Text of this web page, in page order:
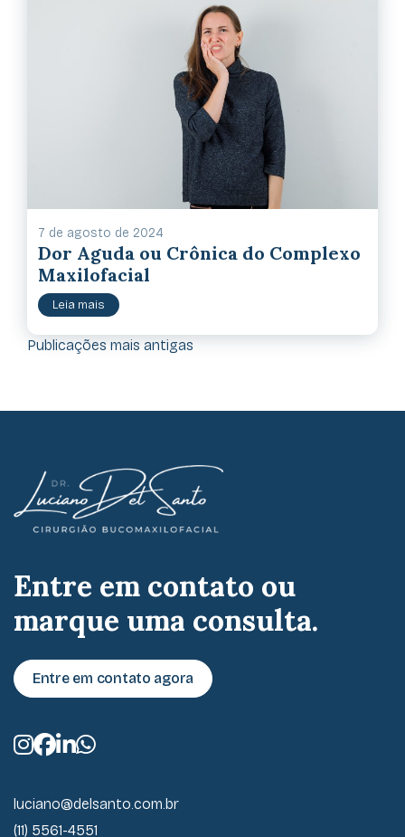
7 de agosto de 2024
Dor Aguda ou Crônica do Complexo
Maxilofacial
Leia mais
Navegação por posts
Publicações mais antigas
Entre em contato ou
marque uma consulta.
Entre em contato agora
luciano@delsanto.com.br
(11) 5561-4551